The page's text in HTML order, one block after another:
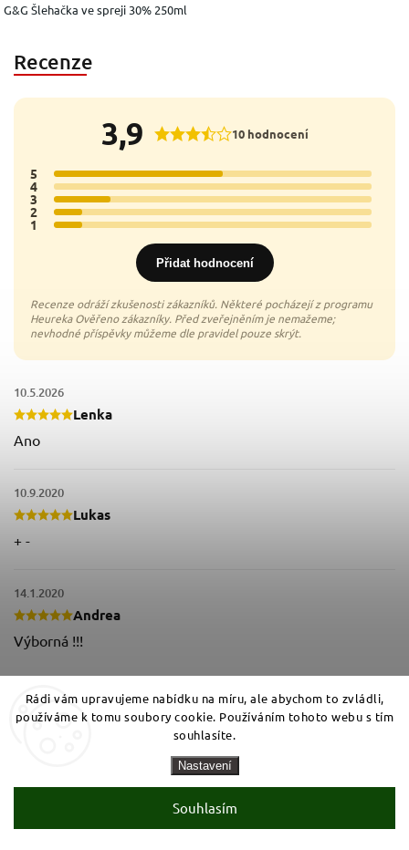
Rádi vám upravujeme nabídku na míru, ale abychom to zvládli,
používáme k tomu soubory cookie. Používáním tohoto webu s tím
souhlasíte.
Nastavení
Souhlasím
G&G Šlehačka ve spreji 30% 250ml
Recenze
3,9 10 hodnocení
5 6x
4 0x
3 2x
2 1x
1 1x
Přidat hodnocení
Lenka
10.5.2026
Ano
Lukas
10.9.2020
+ -
Andrea
14.1.2020
Výborná !!!